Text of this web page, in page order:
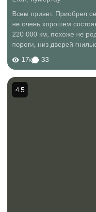
Всем привет. Приобрел
не очень хорошем
220 000 км, похоже не
пороги, низ дверей
эксплуатации перебрал
от нексии), переварил
17к 33
4.5